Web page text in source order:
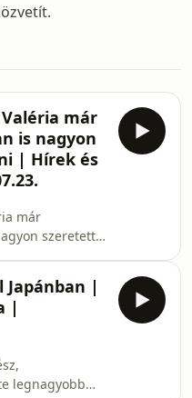
már
is nagyon
| Hírek és
már
szeretett
éveiben
képei kifejezik
a
egész
|
|
legnagyobb